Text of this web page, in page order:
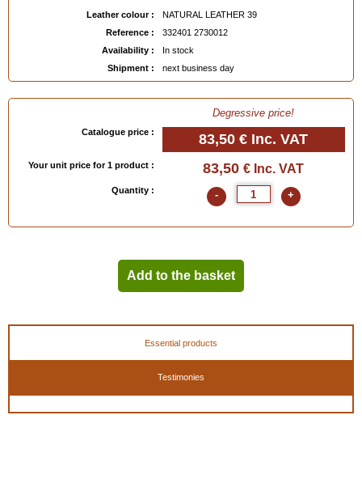
Leather colour :
NATURAL LEATHER 39
Reference :
332401 2730012
Availability :
In stock
Shipment :
next business day
Degressive price!
Catalogue price : 83,50 € Inc. VAT
Your unit price for 1 product : 83,50 € Inc. VAT
Quantity : - +
Add to the basket
Essential products
Testimonies